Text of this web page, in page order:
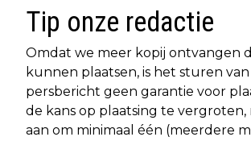
Tip onze redactie
Omdat we meer kopij ontvangen
kunnen plaatsen, is het sturen
persbericht geen garantie voor
de kans op plaatsing te vergroten,
aan om minimaal één (meerdere